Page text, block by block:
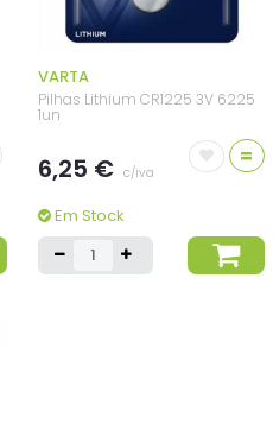
VARTA
Pilhas Lithium CR1225 3V 6225
1un
6,25 € c/iva
=
Em Stock